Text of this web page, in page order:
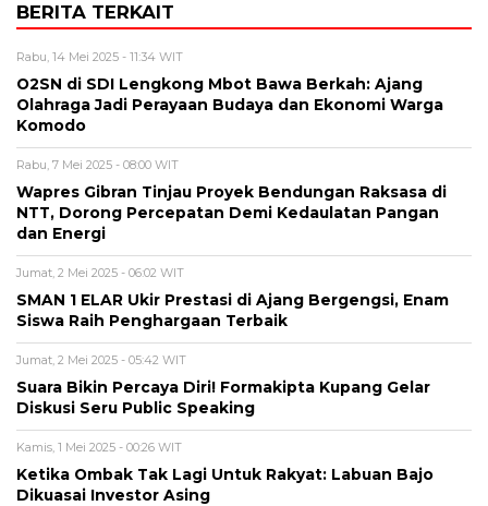
BERITA TERKAIT
Rabu, 14 Mei 2025 - 11:34 WIT
O2SN di SDI Lengkong Mbot Bawa Berkah: Ajang
Olahraga Jadi Perayaan Budaya dan Ekonomi Warga
Komodo
Rabu, 7 Mei 2025 - 08:00 WIT
Wapres Gibran Tinjau Proyek Bendungan Raksasa di
NTT, Dorong Percepatan Demi Kedaulatan Pangan
dan Energi
Jumat, 2 Mei 2025 - 06:02 WIT
SMAN 1 ELAR Ukir Prestasi di Ajang Bergengsi, Enam
Siswa Raih Penghargaan Terbaik
Jumat, 2 Mei 2025 - 05:42 WIT
Suara Bikin Percaya Diri! Formakipta Kupang Gelar
Diskusi Seru Public Speaking
Kamis, 1 Mei 2025 - 00:26 WIT
Ketika Ombak Tak Lagi Untuk Rakyat: Labuan Bajo
Dikuasai Investor Asing